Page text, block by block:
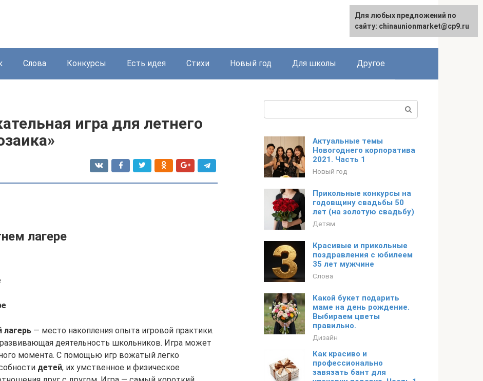
English
Слова Конкурсы Есть идея Стихи Новый год Для школы Другое
игра для летнего
лагере
лагерь — место накопления опыта игровой практики.
деятельность школьников. Игра может
момента. С помощью игр вожатый легко
детей, их умственное и физическое
Актуальные темы
Новогоднего корпоратива
2021. Часть 1
Новый год
Прикольные конкурсы на
годовщину свадьбы 50
лет (на золотую свадьбу)
Детям
Красивые и прикольные
поздравления с юбилеем
35 лет мужчине
Слова
Какой букет подарить
маме на день рождение.
Выбираем цветы
правильно.
Дизайн
Как красиво и
профессионально
завязать бант для
Для любых предложений по
сайту: chinaunionmarket@cp9.ru
Для любых предложений по
сайту: chinaunionmarket@cp9.ru